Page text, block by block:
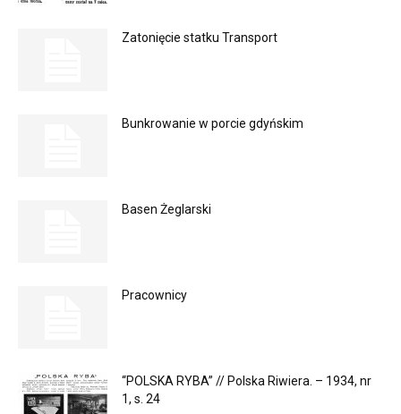
Zatonięcie statku Transport
Bunkrowanie w porcie gdyńskim
Basen Żeglarski
Pracownicy
“POLSKA RYBA” // Polska Riwiera. – 1934, nr
1, s. 24